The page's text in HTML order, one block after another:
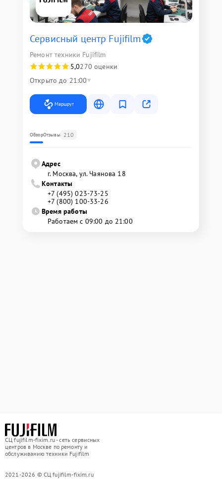
Сервисный центр Fujifilm
Ремонт техники Fujifilm
5,0270 оценки
Открыто до 21:00
Маршрут
ОбзорОтзывы 210
Адрес
г. Москва, ул. Чаянова 18
Контакты
+7 (495) 023-73-25
+7 (800) 100-33-26
Время работы
Работаем с 09:00 до 21:00
СЦ fujifilm-fixim.ru - сеть сервисных
центров в Москве по ремонту и
обслуживанию техники Fujifilm
2021-2026 © СЦ fujifilm-fixim.ru